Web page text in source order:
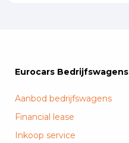
Eurocars Bedrijfswagens
Aanbod bedrijfswagens
Financial lease
Inkoop service